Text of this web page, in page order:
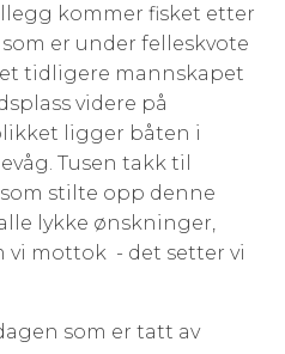
kommer fisket etter
er under felleskvote
tidligere mannskapet
videre på
ligger båten i
Tusen takk til
stilte opp denne
lykke ønskninger,
vi mottok - det setter vi
som er tatt av